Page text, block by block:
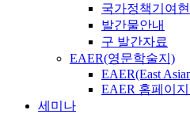
국가정책기여
발간물안내
구 발간자료
EAER(영문학술지)
EAER(East
EAER 홈페이지
세미나